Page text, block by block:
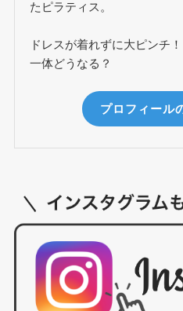
たピラティス。
ドレスが着れずに大ピンチ！
一体どうなる？
プロフィール